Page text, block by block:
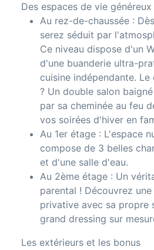
Des espaces de vie
Au rez-de-chaussée :
serez séduit par
Ce niveau dispose d'un
d'une buanderie ultra-
cuisine indépendante.
? Un double salon
par sa cheminée au feu
vos soirées d'hiver en
Au 1er étage : L'espace
compose de 3 belles
et d'une salle d'eau.
Au 2ème étage : Un
parental ! Découvrez
privative avec sa propre
grand dressing sur
Les extérieurs et les bonus